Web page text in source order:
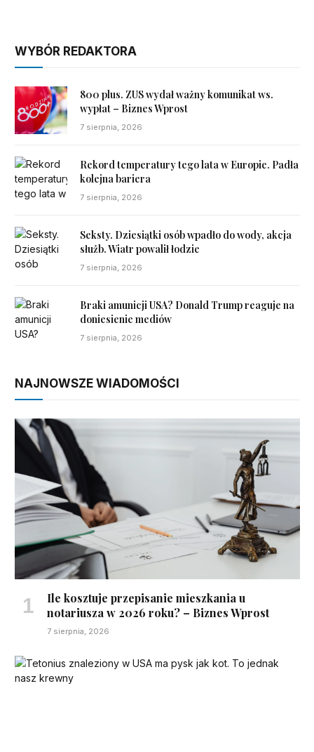
WYBÓR REDAKTORA
800 plus. ZUS wydał ważny komunikat ws.
wypłat – Biznes Wprost
7 sierpnia, 2026
Rekord temperatury tego lata w Europie. Padła
kolejna bariera
7 sierpnia, 2026
Seksty. Dziesiątki osób wpadło do wody, akcja
służb. Wiatr powalił łodzie
7 sierpnia, 2026
Braki amunicji USA? Donald Trump reaguje na
doniesienie mediów
7 sierpnia, 2026
NAJNOWSZE WIADOMOŚCI
Ile kosztuje przepisanie mieszkania u
notariusza w 2026 roku? – Biznes Wprost
7 sierpnia, 2026